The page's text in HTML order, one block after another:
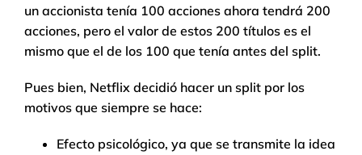
un accionista tenía 100 acciones ahora tendrá 200
acciones, pero el valor de estos 200 títulos es el
mismo que el de los 100 que tenía antes del split.
Pues bien, Netflix decidió hacer un split por los
motivos que siempre se hace:
Efecto psicológico, ya que se transmite la idea